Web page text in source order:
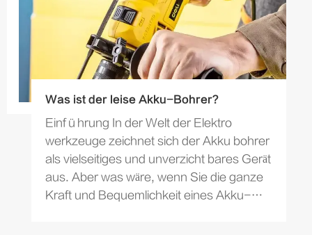
Was ist der leise Akku-Bohrer?
Einführung In der Welt der Elektro
werkzeuge zeichnet sich der Akku bohrer
als vielseitiges und unverzicht bares Gerät
aus. Aber was wäre, wenn Sie die ganze
Kraft und Bequemlichkeit eines Akku-